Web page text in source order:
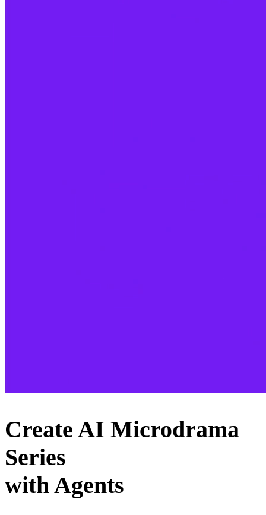
Create AI Microdrama
Series
with Agents